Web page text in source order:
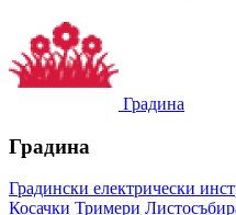
Градина
Градина
Градински електрически
Косачки Тримери